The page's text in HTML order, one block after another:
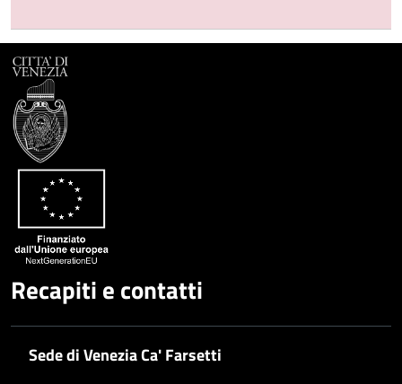
Recapiti e contatti
Sede di Venezia Ca' Farsetti